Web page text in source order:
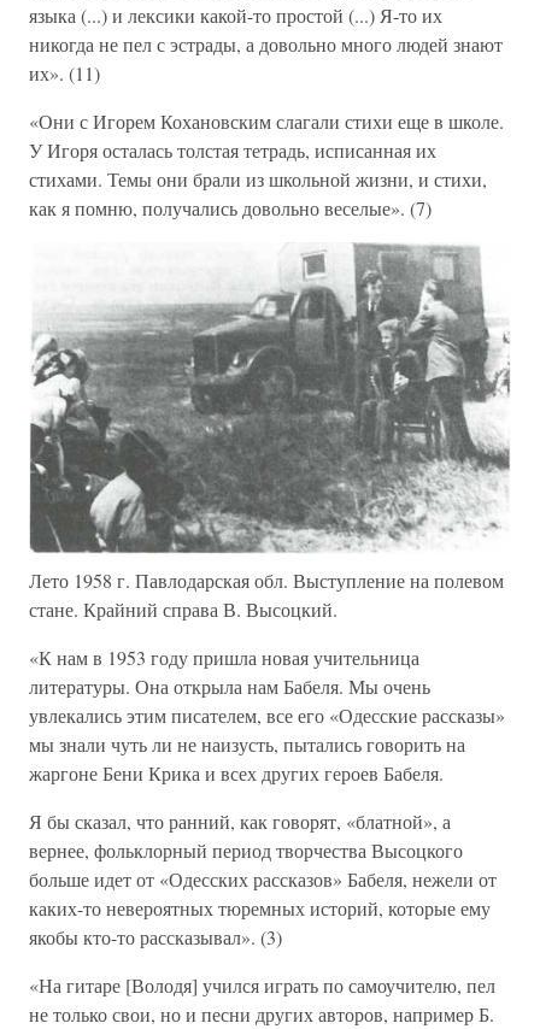
языка (...) и лексики какой-то простой (...) Я-то их
никогда не пел с эстрады, а довольно много людей знают
их». (11)
«Они с Игорем Кохановским слагали стихи еще в школе.
У Игоря осталась толстая тетрадь, исписанная их
стихами. Темы они брали из школьной жизни, и стихи,
как я помню, получались довольно веселые». (7)
Лето 1958 г. Павлодарская обл. Выступление на полевом
стане. Крайний справа В. Высоцкий.
«К нам в 1953 году пришла новая учительница
литературы. Она открыла нам Бабеля. Мы очень
увлекались этим писателем, все его «Одесские рассказы»
мы знали чуть ли не наизусть, пытались говорить на
жаргоне Бени Крика и всех других героев Бабеля.
Я бы сказал, что ранний, как говорят, «блатной», а
вернее, фольклорный период творчества Высоцкого
больше идет от «Одесских рассказов» Бабеля, нежели от
каких-то невероятных тюремных историй, которые ему
якобы кто-то рассказывал». (3)
«На гитаре [Володя] учился играть по самоучителю, пел
не только свои, но и песни других авторов, например Б.